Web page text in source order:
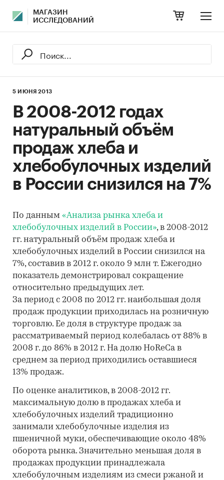
МАГАЗИН
ИССЛЕДОВАНИЙ
5 ИЮНЯ 2013
В 2008-2012 годах
натуральный объём
продаж хлеба и
хлебобулочных изделий
в России снизился на 7%
По данным «Анализа рынка хлеба и
хлебобулочных изделий в России», в 2008-2012
гг. натуральный объём продаж хлеба и
хлебобулочных изделий в России снизился на
7%, составив в 2012 г. около 9 млн т. Ежегодно
показатель демонстрировал сокращение
относительно предыдущих лет.
За период с 2008 по 2012 гг. наибольшая доля
продаж продукции приходилась на розничную
торговлю. Ее доля в структуре продаж за
рассматриваемый период колебалась от 88% в
2008 г. до 86% в 2012 г. На долю HoReCa в
среднем за период приходились оставшиеся
13% продаж.
По оценке аналитиков, в 2008-2012 гг.
максимальную долю в продажах хлеба и
хлебобулочных изделий традиционно
занимали хлебобулочные изделия из
пшеничной муки, обеспечивающие около 48%
оборота рынка. Значительно меньшая доля в
продажах продукции принадлежала
хлебобулочным изделиям из смеси ржаной и